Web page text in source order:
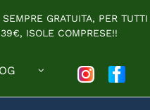
GRATUITA, PER TUTTI
ISOLE COMPRESE!!